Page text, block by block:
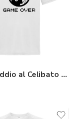
t-shirt Addio al Celibato per lo sposo “Game Over”